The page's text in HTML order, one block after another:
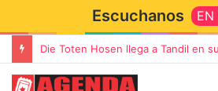
Escuchanos EN